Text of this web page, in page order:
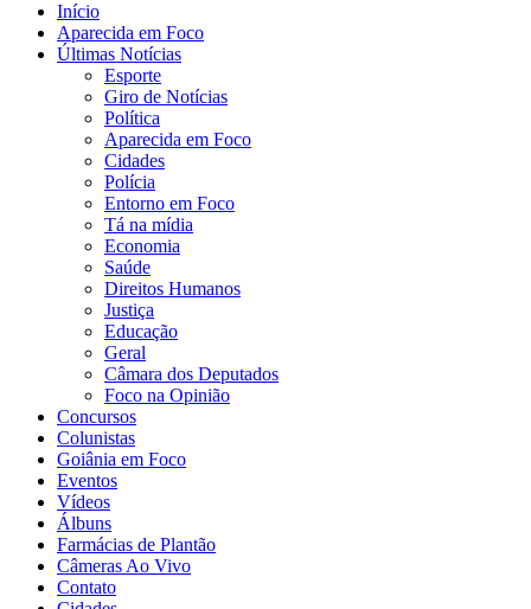
Início
Aparecida em Foco
Últimas Notícias
Esporte
Giro de Notícias
Política
Aparecida em Foco
Cidades
Polícia
Entorno em Foco
Tá na mídia
Economia
Saúde
Direitos Humanos
Justiça
Educação
Geral
Câmara dos Deputados
Foco na Opinião
Concursos
Colunistas
Goiânia em Foco
Eventos
Vídeos
Álbuns
Farmácias de Plantão
Câmeras Ao Vivo
Contato